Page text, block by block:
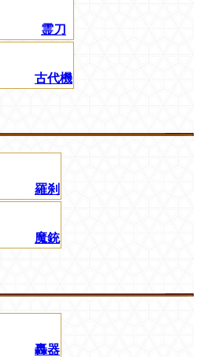
霊刀
古代機
羅刹
魔銃
轟器